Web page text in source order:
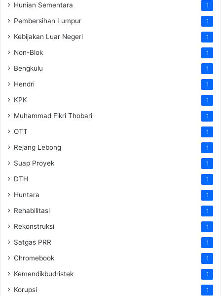
Hunian Sementara 1
Pembersihan Lumpur 1
Kebijakan Luar Negeri 1
Non-Blok 1
Bengkulu 1
Hendri 1
KPK 1
Muhammad Fikri Thobari 1
OTT 1
Rejang Lebong 1
Suap Proyek 1
DTH 1
Huntara 1
Rehabilitasi 1
Rekonstruksi 1
Satgas PRR 1
Chromebook 1
Kemendikbudristek 1
Korupsi 1